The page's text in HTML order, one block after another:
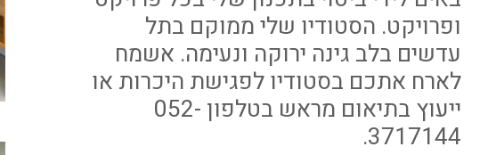
ופרויקט. הסטודיו שלי ממוקם בתל
עדשים בלב גינה ירוקה ונעימה. אשמח
לארח אתכם בסטודיו לפגישת היכרות או
ייעוץ בתיאום מראש בטלפון 052-
3717144.